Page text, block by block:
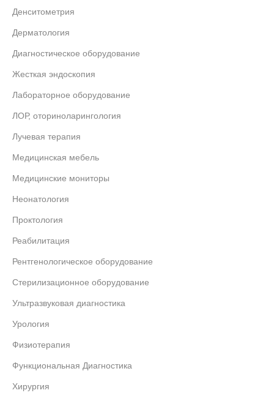
Денситометрия
Дерматология
Диагностическое оборудование
Жесткая эндоскопия
Лабораторное оборудование
ЛОР, оториноларингология
Лучевая терапия
Медицинская мебель
Медицинские мониторы
Неонатология
Проктология
Реабилитация
Рентгенологическое оборудование
Стерилизационное оборудование
Ультразвуковая диагностика
Урология
Физиотерапия
Функциональная Диагностика
Хирургия